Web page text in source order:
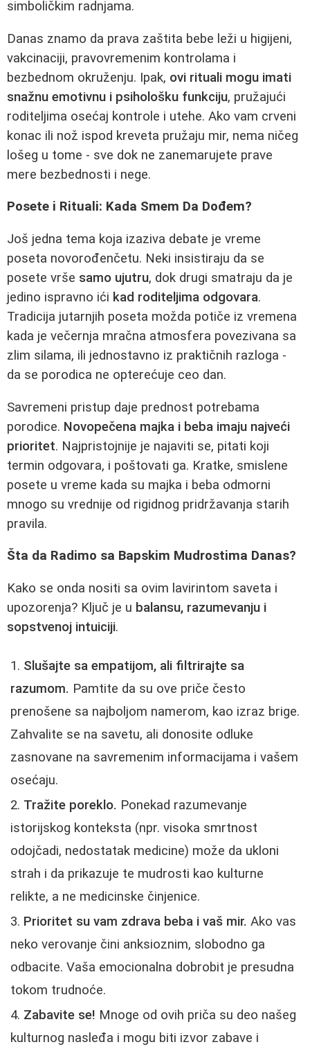
simboličkim radnjama.
Danas znamo da prava zaštita bebe leži u higijeni,
vakcinaciji, pravovremenim kontrolama i
bezbednom okruženju. Ipak, ovi rituali mogu imati
snažnu emotivnu i psihološku funkciju, pružajući
roditeljima osećaj kontrole i utehe. Ako vam crveni
konac ili nož ispod kreveta pružaju mir, nema ničeg
lošeg u tome - sve dok ne zanemarujete prave
mere bezbednosti i nege.
Posete i Rituali: Kada Smem Da Dođem?
Još jedna tema koja izaziva debate je vreme
poseta novorođenčetu. Neki insistiraju da se
posete vrše samo ujutru, dok drugi smatraju da je
jedino ispravno ići kad roditeljima odgovara.
Tradicija jutarnjih poseta možda potiče iz vremena
kada je večernja mračna atmosfera povezivana sa
zlim silama, ili jednostavno iz praktičnih razloga -
da se porodica ne opterećuje ceo dan.
Savremeni pristup daje prednost potrebama
porodice. Novopečena majka i beba imaju najveći
prioritet. Najpristojnije je najaviti se, pitati koji
termin odgovara, i poštovati ga. Kratke, smislene
posete u vreme kada su majka i beba odmorni
mnogo su vrednije od rigidnog pridržavanja starih
pravila.
Šta da Radimo sa Bapskim Mudrostima Danas?
Kako se onda nositi sa ovim lavirintom saveta i
upozorenja? Ključ je u balansu, razumevanju i
sopstvenoj intuiciji.
Slušajte sa empatijom, ali filtrirajte sa
razumom. Pamtite da su ove priče često
prenošene sa najboljom namerom, kao izraz brige.
Zahvalite se na savetu, ali donosite odluke
zasnovane na savremenim informacijama i vašem
osećaju.
Tražite poreklo. Ponekad razumevanje
istorijskog konteksta (npr. visoka smrtnost
odojčadi, nedostatak medicine) može da ukloni
strah i da prikazuje te mudrosti kao kulturne
relikte, a ne medicinske činjenice.
Prioritet su vam zdrava beba i vaš mir. Ako vas
neko verovanje čini anksioznim, slobodno ga
odbacite. Vaša emocionalna dobrobit je presudna
tokom trudnoće.
Zabavite se! Mnoge od ovih priča su deo našeg
kulturnog nasleđa i mogu biti izvor zabave i